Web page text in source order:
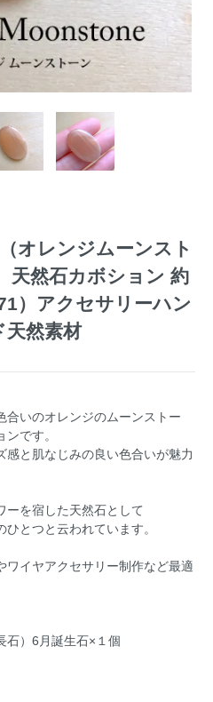
オレンジムーンスト
然石カボション 約
）アクセサリーハン
天然素材
合いのオレンジのムーンストー
です。
感と肌なじみの良い色合いが魅力
ーを宿した天然石として
とつと云われています。
ワイヤアクセサリー制作など最適
石）6月誕生石×１個